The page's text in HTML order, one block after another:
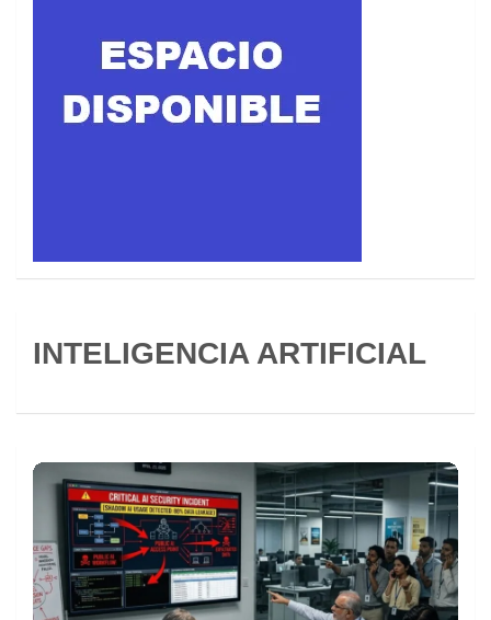
INTELIGENCIA ARTIFICIAL